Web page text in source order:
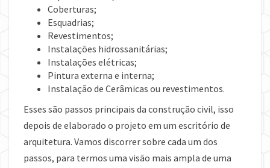
Coberturas;
Esquadrias;
Revestimentos;
Instalações hidrossanitárias;
Instalações elétricas;
Pintura externa e interna;
Instalação de Cerâmicas ou revestimentos.
Esses são passos principais da construção civil, isso
depois de elaborado o projeto em um escritório de
arquitetura. Vamos discorrer sobre cada um dos
passos, para termos uma visão mais ampla de uma